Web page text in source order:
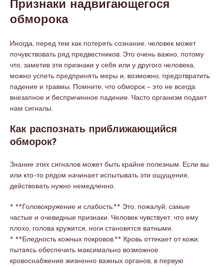
Признаки надвигающегося
обморока
Иногда, перед тем как потерять сознание, человек может
почувствовать ряд предвестников. Это очень важно, потому
что, заметив эти признаки у себя или у другого человека,
можно успеть предпринять меры и, возможно, предотвратить
падение и травмы. Помните, что обморок – это не всегда
внезапное и беспричинное падение. Часто организм подает
нам сигналы.
Как распознать приближающийся
обморок?
Знание этих сигналов может быть крайне полезным. Если вы
или кто-то рядом начинает испытывать эти ощущения,
действовать нужно немедленно.
* **Головокружение и слабость.** Это, пожалуй, самые
частые и очевидные признаки. Человек чувствует, что ему
плохо, голова кружится, ноги становятся ватными.
* **Бледность кожных покровов.** Кровь оттекает от кожи,
пытаясь обеспечить максимально возможное
кровоснабжение жизненно важных органов, в первую